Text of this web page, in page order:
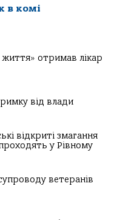
в комі
отримав лікар
від влади
відкриті змагання
проходять у Рівному
ветеранів